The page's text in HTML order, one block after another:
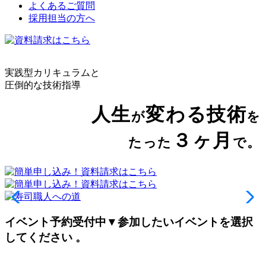
よくあるご質問
採用担当の方へ
実践型カリキュラムと
圧倒的な技術指導
人生が変わる技術を
たった ３ヶ月 で。
イベント予約受付中 ▼参加したいイベントを選択
してください 。